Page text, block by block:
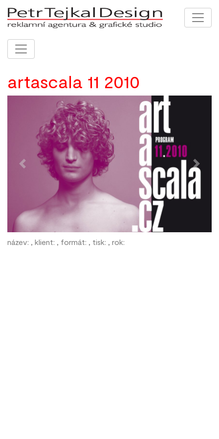
artascala 11 2010
Previous Next
název: , klient: , formát: , tisk: , rok: